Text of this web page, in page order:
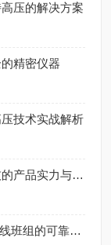
压的解决方案
精密仪器
技术实战解析
微水仪企业排行：武汉特高压电力科技的产品实力与应用实践
SF6定性检漏仪厂家排名：如何成为一线班组的可靠搭档